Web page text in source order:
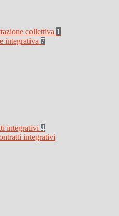
collettiva 1
integrativa 7
integrativi 4
integrativi